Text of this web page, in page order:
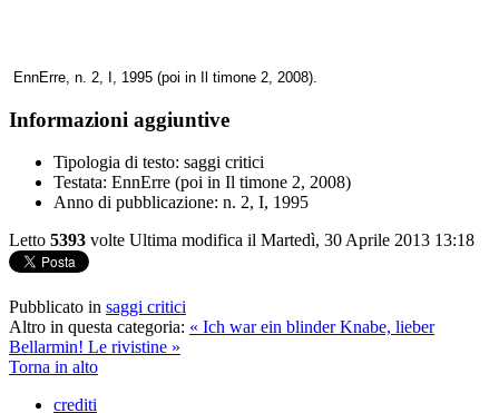
EnnErre, n. 2, I, 1995 (poi in Il timone 2, 2008).
Informazioni aggiuntive
Tipologia di testo: saggi critici
Testata: EnnErre (poi in Il timone 2, 2008)
Anno di pubblicazione: n. 2, I, 1995
Letto 5393 volte Ultima modifica il Martedì, 30 Aprile 2013 13:18
Pubblicato in saggi critici
Altro in questa categoria: « Ich war ein blinder Knabe, lieber
Bellarmin! Le rivistine »
Torna in alto
crediti